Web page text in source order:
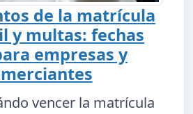
de la matrícula
y multas: fechas
empresas y
vencer la matrícula